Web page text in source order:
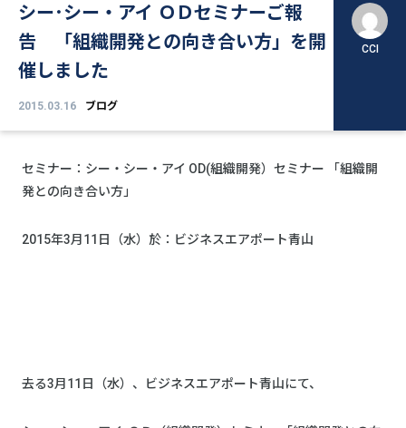
シー･シー・アイ ＯＤセミナーご報
告 「組織開発との向き合い方」を開
催しました
2015.03.16 ブログ
CCI
セミナー：シー・シー・アイ OD(組織開発）セミナー 「組織開
発との向き合い方」
2015年3月11日（水）於：ビジネスエアポート青山
去る3月11日（水）、ビジネスエアポート青山にて、